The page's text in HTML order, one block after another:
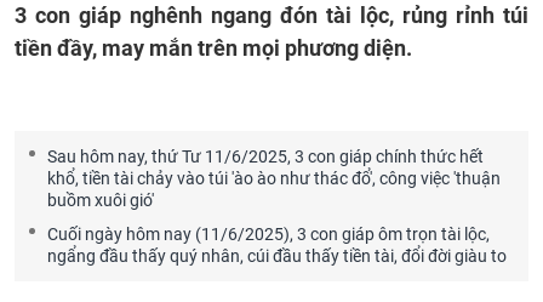
3 con giáp nghênh ngang đón tài lộc, rủng rỉnh túi
tiền đầy, may mắn trên mọi phương diện.
Sau hôm nay, thứ Tư 11/6/2025, 3 con giáp chính thức hết
khổ, tiền tài chảy vào túi 'ào ào như thác đổ', công việc 'thuận
buồm xuôi gió'
Cuối ngày hôm nay (11/6/2025), 3 con giáp ôm trọn tài lộc,
ngẩng đầu thấy quý nhân, cúi đầu thấy tiền tài, đổi đời giàu to